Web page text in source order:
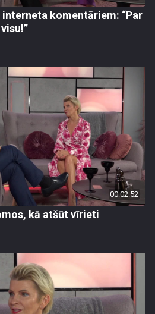
komentāriem: “Par
00:02:52
kā atšūt vīrieti